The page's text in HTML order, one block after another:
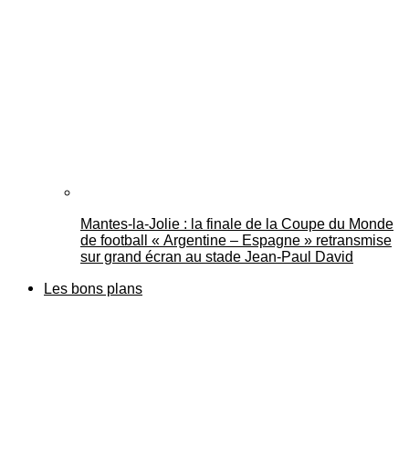
Mantes-la-Jolie : la finale de la Coupe du Monde
de football « Argentine – Espagne » retransmise
sur grand écran au stade Jean-Paul David
Les bons plans